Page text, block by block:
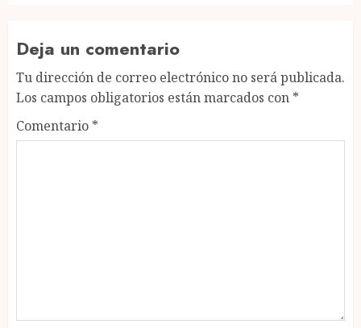
Deja un comentario
Tu dirección de correo electrónico no será publicada.
Los campos obligatorios están marcados con *
Comentario *